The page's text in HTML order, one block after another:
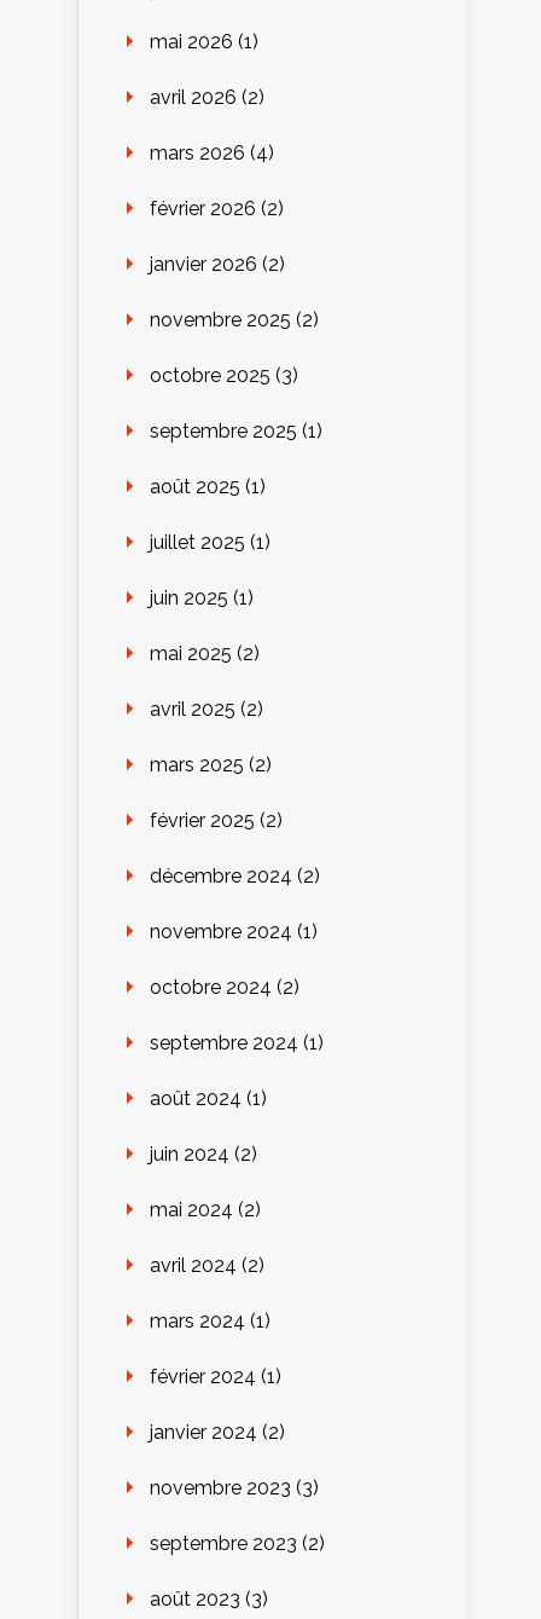
mai 2026 (1)
avril 2026 (2)
mars 2026 (4)
février 2026 (2)
janvier 2026 (2)
novembre 2025 (2)
octobre 2025 (3)
septembre 2025 (1)
août 2025 (1)
juillet 2025 (1)
juin 2025 (1)
mai 2025 (2)
avril 2025 (2)
mars 2025 (2)
février 2025 (2)
décembre 2024 (2)
novembre 2024 (1)
octobre 2024 (2)
septembre 2024 (1)
août 2024 (1)
juin 2024 (2)
mai 2024 (2)
avril 2024 (2)
mars 2024 (1)
février 2024 (1)
janvier 2024 (2)
novembre 2023 (3)
septembre 2023 (2)
août 2023 (3)